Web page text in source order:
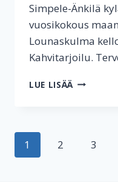
Simpele-Änkilä
vuosikokous
Lounaskulma
Kahvitarjoilu.
LUE LISÄÄ
Sivunavigointi
1 2 3